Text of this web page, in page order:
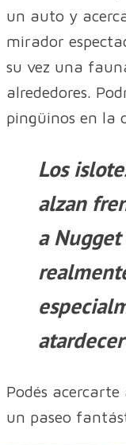
un auto y
mirador
su vez una
alrededores.
pingüinos en la
Los
alzan
a
atardecer
Podés
un paseo